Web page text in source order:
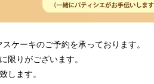
ケーキのご予約を承っております。
限りがございます。
します。